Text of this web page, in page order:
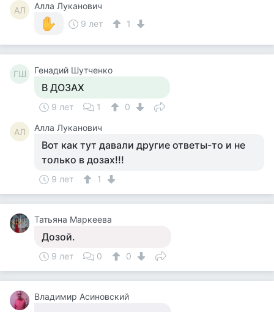
АЛ
Алла Луканович
9 лет
1
ГШ Генадий Шутченко
В ДОЗАХ
9 лет 1 0
АЛ Алла Луканович
Вот как тут давали другие ответы-то и не
только в дозах!!!
9 лет 1
Татьяна Маркеева
Дозой.
9 лет 0 0
Владимир Асиновский